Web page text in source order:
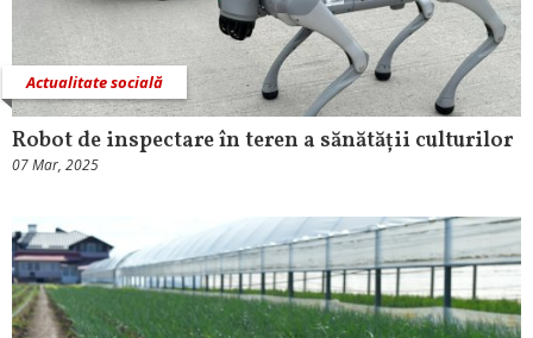
Actualitate socială
Robot de inspectare în teren a sănătății culturilor
07 Mar, 2025